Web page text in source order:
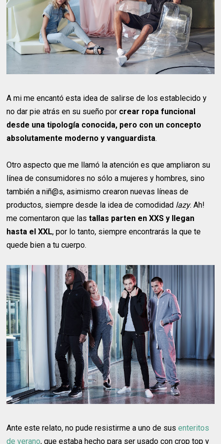
A mi me encantó esta idea de salirse de los establecido y
no dar pie atrás en su sueño por crear ropa funcional
desde una tipología conocida, pero con un concepto
absolutamente moderno y vanguardista.
Otro aspecto que me llamó la atención es que ampliaron su
línea de consumidores no sólo a mujeres y hombres, sino
también a niñ@s, asimismo crearon nuevas líneas de
productos, siempre desde la idea de comodidad lazy. Ah!
me comentaron que lastallas parten en XXS y llegan
hasta el XXL, por lo tanto, siempre encontrarás la que te
quede bien a tu cuerpo.
Ante este relato, no pude resistirme a uno de susenteritos
de verano, que estaba hecho para ser usado con crop top y